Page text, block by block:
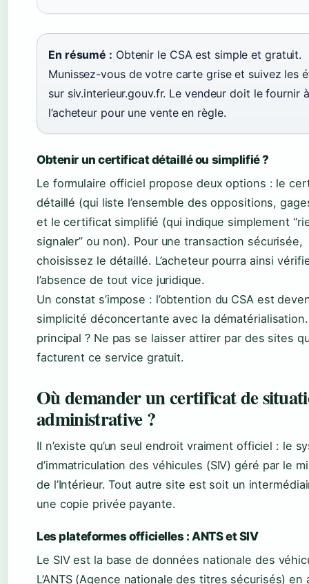
En résumé : Obtenir le CSA est simple et gratuit.
Munissez-vous de votre carte grise et suivez les
sur siv.interieur.gouv.fr. Le vendeur doit le fournir à
l’acheteur pour une vente en règle.
Obtenir un certificat détaillé ou simplifié ?
Le formulaire officiel propose deux options : le
détaillé (qui liste l’ensemble des oppositions,
et le certificat simplifié (qui indique simplement
signaler” ou non). Pour une transaction sécurisée,
choisissez le détaillé. L’acheteur pourra ainsi
l’absence de tout vice juridique.
Un constat s’impose : l’obtention du CSA est
simplicité déconcertante avec la
principal ? Ne pas se laisser attirer par des sites
facturent ce service gratuit.
Où demander un certificat de
administrative ?
Il n’existe qu’un seul endroit vraiment officiel : le
d’immatriculation des véhicules (SIV) géré par le
de l’Intérieur. Tout autre site est soit un
une copie privée payante.
Les plateformes officielles : ANTS et SIV
Le SIV est la base de données nationale des
L’ANTS (Agence nationale des titres sécurisés) en